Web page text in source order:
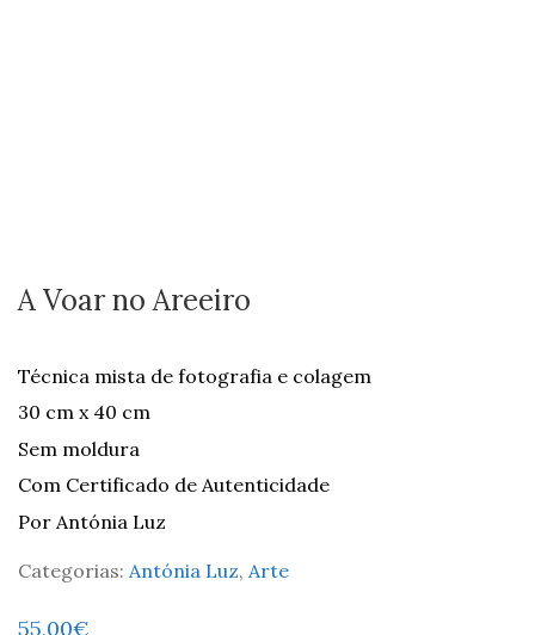
A Voar no Areeiro
Técnica mista de fotografia e colagem
30 cm x 40 cm
Sem moldura
Com Certificado de Autenticidade
Por Antónia Luz
Categorias: Antónia Luz, Arte
55,00€